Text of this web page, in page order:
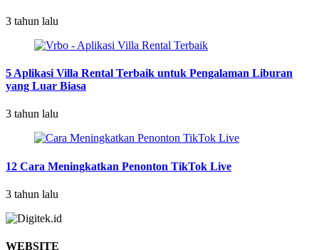
3 tahun lalu
5 Aplikasi Villa Rental Terbaik untuk Pengalaman Liburan
yang Luar Biasa
3 tahun lalu
12 Cara Meningkatkan Penonton TikTok Live
3 tahun lalu
WEBSITE